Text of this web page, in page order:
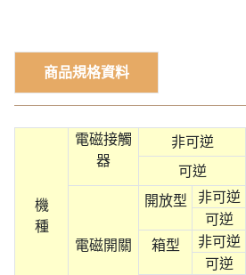
商品規格資料
機
種
電磁接觸
器
非可逆
可逆
電磁開關
開放型 非可逆
可逆
箱型
非可逆
可逆